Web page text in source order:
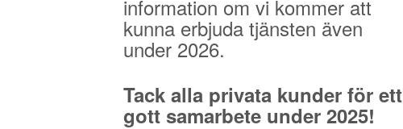
information om vi kommer att
kunna erbjuda tjänsten även
under 2026.
Tack alla privata kunder för ett
gott samarbete under 2025!